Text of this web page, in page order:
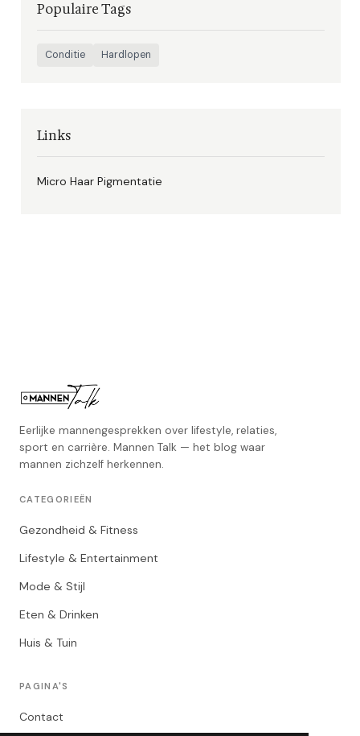
Populaire Tags
Conditie Hardlopen
Links
Micro Haar Pigmentatie
Eerlijke mannengesprekken over lifestyle, relaties,
sport en carrière. Mannen Talk — het blog waar
mannen zichzelf herkennen.
CATEGORIEËN
Gezondheid & Fitness
Lifestyle & Entertainment
Mode & Stijl
Eten & Drinken
Huis & Tuin
PAGINA'S
Contact